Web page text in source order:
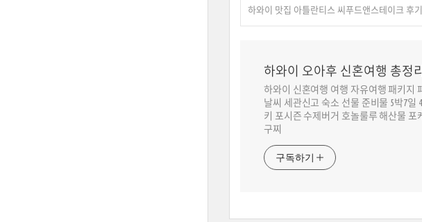
하와이 맛집 아틀란티스 씨푸드앤스테이크 후
하와이 오아후 신혼여행 총정
하와이 신혼여행 여행 자유여행 패키지
날씨 세관신고 숙소 선물 준비물 5박7일
키 포시즌 수제버거 호놀룰루 해산물
구찌
구독하기